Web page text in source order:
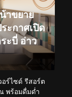
าขยาย
ะกาศเปิด
ะบี่ อ่าว
อร์ไซด์ รีสอร์ต
พร้อมดื่มด่ำ